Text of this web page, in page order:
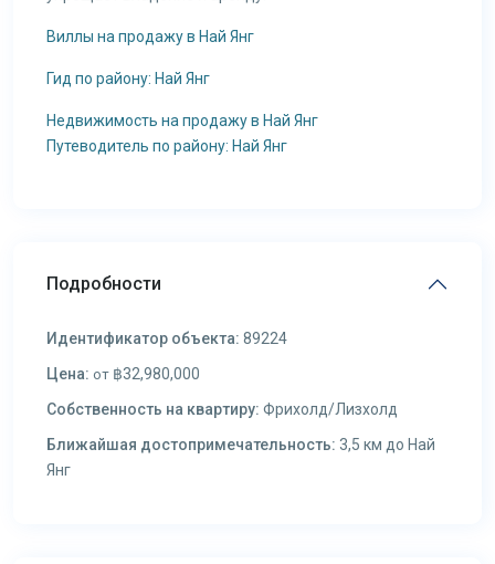
Виллы на продажу в Най Янг
Гид по району: Най Янг
Недвижимость на продажу в Най Янг
Путеводитель по району: Най Янг
Подробности
Идентификатор объекта: 89224
Цена: от ฿32,980,000
Собственность на квартиру: Фрихолд/Лизхолд
Ближайшая достопримечательность: 3,5 км до Най
Янг